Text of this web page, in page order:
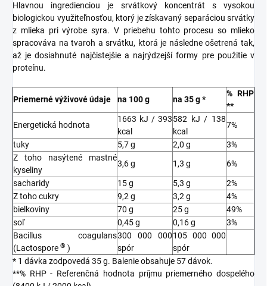
Hlavnou ingredienciou je srvátkový koncentrát s vysokou
biologickou využiteľnosťou, ktorý je získavaný separáciou srvátky
z mlieka pri výrobe syra. V priebehu tohto procesu so mlieko
spracováva na tvaroh a srvátku, ktorá je následne ošetrená tak,
až je dosiahnuté najčistejšie a najrýdzejší formy pre použitie v
proteínu.
Priemerné výživové údaje na 100 g na 35 g *
% RHP
**
Energetická hodnota
1663 kJ / 393
kcal
582 kJ / 138
kcal
7%
tuky 5,7 g 2,0 g
3%
Z toho nasýtené mastné
kyseliny
3,6 g 1,3 g 6%
sacharidy 15 g 5,3 g
2%
Z toho cukry
9,2 g 3,2 g
4%
bielkoviny
70 g 25 g
49%
soľ
0,45 g 0,16 g
3%
Bacillus coagulans
(Lactospore ® )
300 000 000
spór
105 000 000
spór
* 1 dávka zodpovedá 35 g. Balenie obsahuje 57 dávok.
**% RHP - Referenčná hodnota príjmu priemerného dospelého